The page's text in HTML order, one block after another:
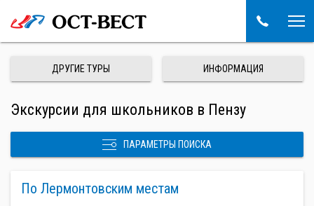
ДРУГИЕ ТУРЫ ИНФОРМАЦИЯ
Экскурсии для школьников в Пензу
ПАРАМЕТРЫ ПОИСКА
По Лермонтовским местам